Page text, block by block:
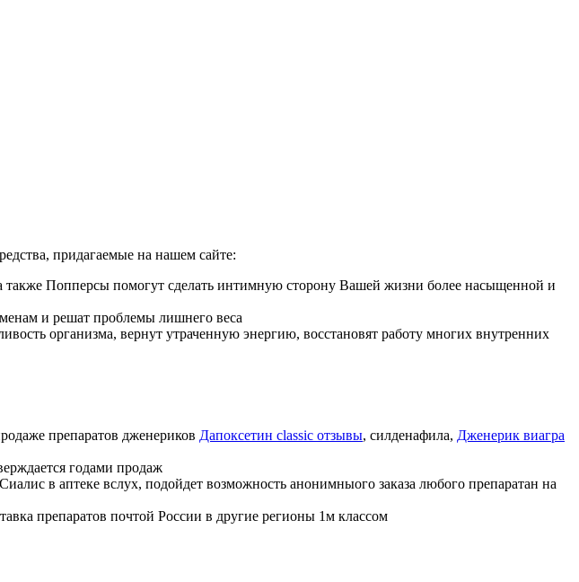
придагаемые на нашем сайте:
также Попперсы помогут сделать интимную сторону Вашей жизни более насыщенной и
и решат проблемы лишнего веса
организма, вернут утраченную энергию, восстановят работу многих внутренних
препаратов дженериков Дапоксетин classic отзывы, силденафила, Дженерик виагра
годами продаж
в аптеке вслух, подойдет возможность анонимныого заказа любого препаратан на
препаратов почтой России в другие регионы 1м классом